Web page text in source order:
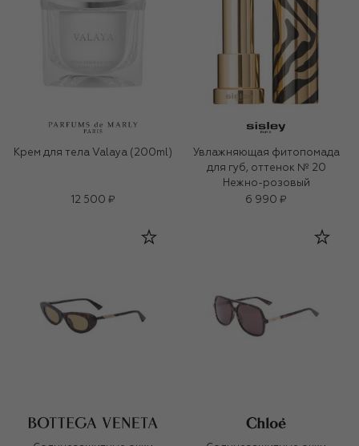
Крем для тела Valaya (200ml)
12 500 ₽
Увлажняющая фитопомада
для губ, оттенок № 20
Нежно-розовый
6 990 ₽